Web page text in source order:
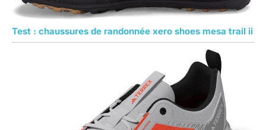
Test : chaussures de randonnée xero shoes mesa trail ii